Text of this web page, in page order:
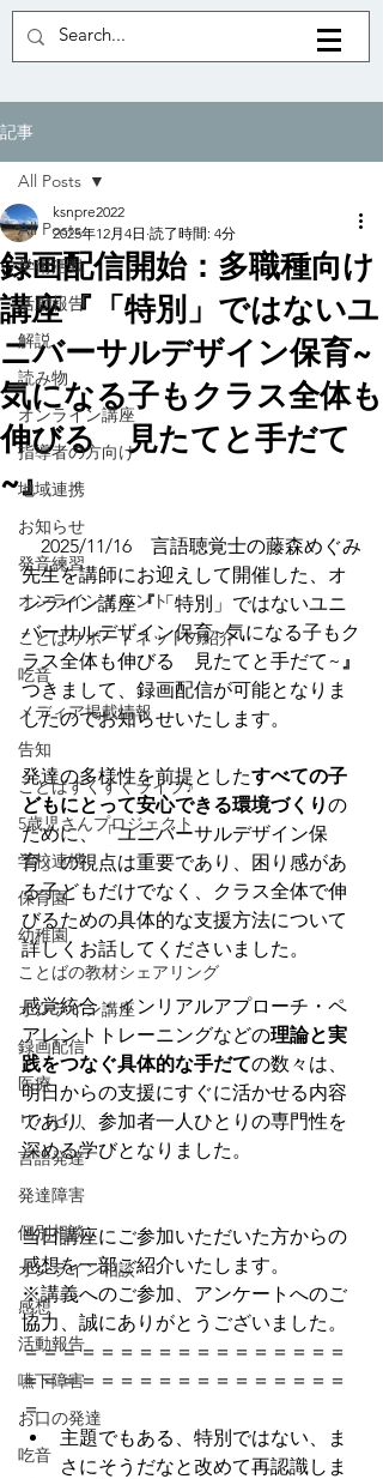
記事
All Posts
学術活動
活動報告
解説
読み物
オンライン講座
指導者の方向け
地域連携
お知らせ
発音練習
オンラインイベント
ことばサポートネットの紹介
吃音
メディア掲載情報
告知
ことばすくすくライブ♪
5歳児さんプロジェクト
学校連携
保育園
幼稚園
ことばの教材シェアリング
オンライン講座
録画配信
医療
リハビリ
言語発達
発達障害
個別相談
オンライン相談
感想
活動報告
嚥下障害
お口の発達
吃音
All Posts
録画配信開始：多職種向け
講座『「特別」ではないユ
ニバーサルデザイン保育~
気になる子もクラス全体も
伸びる 見たてと手だて
~』
ksnpre2022
2025年12月4日 読了時間: 4分
2025/11/16　言語聴覚士の藤森めぐみ
先生を講師にお迎えして開催した、オ
ンライン講座『「特別」ではないユニ
バーサルデザイン保育~気になる子もク
ラス全体も伸びる　見たてと手だて~』
つきまして、録画配信が可能となりま
したのでお知らせいたします。
発達の多様性を前提としたすべての子
どもにとって安心できる環境づくりの
ために、「ユニバーサルデザイン保
育」の視点は重要であり、困り感があ
る子どもだけでなく、クラス全体で伸
びるための具体的な支援方法について
詳しくお話してくださいました。
感覚統合・インリアルアプローチ・ペ
アレントトレーニングなどの理論と実
践をつなぐ具体的な手だての数々は、
明日からの支援にすぐに活かせる内容
であり、参加者一人ひとりの専門性を
深める学びとなりました。
当日講座にご参加いただいた方からの
感想を一部ご紹介いたします。
※講義へのご参加、アンケートへのご
協力、誠にありがとうございました。
＝＝＝＝＝＝＝＝＝＝＝＝＝＝＝＝＝
＝＝＝＝＝＝＝＝＝＝＝＝＝＝＝＝＝
＝
主題でもある、特別ではない、ま
さにそうだなと改めて再認識しま